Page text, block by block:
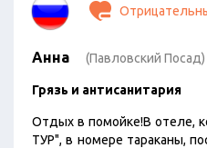
Анна (Павловский Посад)
Грязь и антисанитария
Отдых в помойке!В отеле,
ТУР", в номере тараканы,